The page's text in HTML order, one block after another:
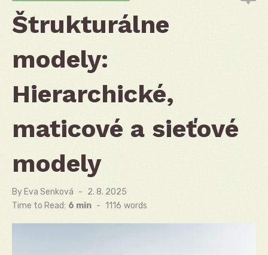
Štrukturálne
modely:
Hierarchické,
maticové a sieťové
modely
By Eva Senková
Posted
on
2. 8. 2025
Time to Read: 6 min - 1116 words